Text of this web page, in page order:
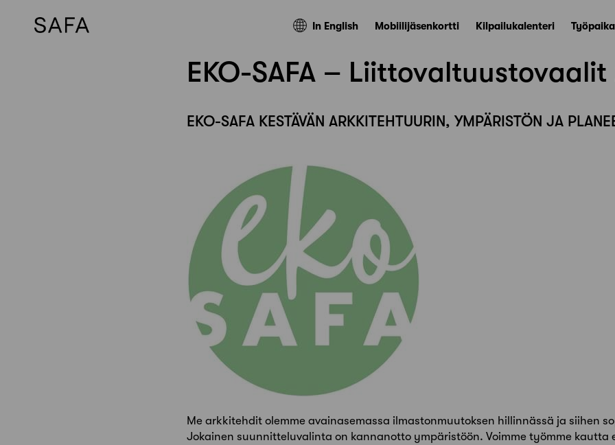
In English Mobiilijäsenkortti Kilpailukalenteri
EKO-SAFA –
EKO-SAFA KESTÄVÄN ARKKITEHTUURIN, YMPÄRISTÖN JA
Me arkkitehdit olemme avainasemassa ilmastonmuutoksen hillinnässä ja siihen
Jokainen suunnitteluvalinta on kannanotto ympäristöön. Voimme työmme kautta